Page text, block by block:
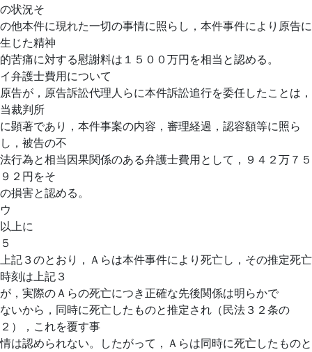
の状況そ
の他本件に現れた一切の事情に照らし，本件事件により原告に
生じた精神
的苦痛に対する慰謝料は１５００万円を相当と認める。
イ弁護士費用について
原告が，原告訴訟代理人らに本件訴訟追行を委任したことは，
当裁判所
に顕著であり，本件事案の内容，審理経過，認容額等に照ら
し，被告の不
法行為と相当因果関係のある弁護士費用として，９４２万７５
９２円をそ
の損害と認める。
ウ
以上に
５
上記３のとおり，Ａらは本件事件により死亡し，その推定死亡
時刻は上記３
が，実際のＡらの死亡につき正確な先後関係は明らかで
ないから，同時に死亡したものと推定され（民法３２条の
２），これを覆す事
情は認められない。したがって，Ａらは同時に死亡したものと